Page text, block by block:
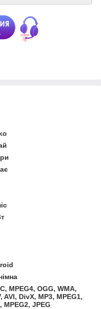
MPEG4, OGG, WMA,
AVI, DivX, MP3, MPEG1,
MPEG2, JPEG